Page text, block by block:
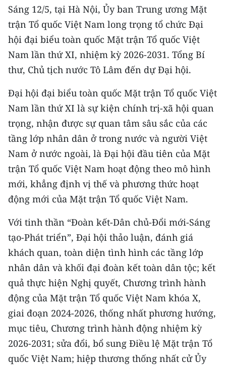
MỘT SẢN PHẨM
RADIO
MEDIA CENTER
E-Magazine
Video
Media Chính trị
Media Kinh tế
Media Văn hóa
Media Xã hội
Media Pháp luật
Media Du lịch
Media Thế giới
Media Thể thao
Media Giáo dục
Media Y tế
Media Khoa học - Công nghệ
Sáng 12/5, tại Hà Nội, Ủy ban Trung ương Mặt
trận Tổ quốc Việt Nam long trọng tổ chức Đại
hội đại biểu toàn quốc Mặt trận Tổ quốc Việt
Nam lần thứ XI, nhiệm kỳ 2026-2031. Tổng Bí
thư, Chủ tịch nước Tô Lâm đến dự Đại hội.
Đại hội đại biểu toàn quốc Mặt trận Tổ quốc Việt
Nam lần thứ XI là sự kiện chính trị-xã hội quan
trọng, nhận được sự quan tâm sâu sắc của các
tầng lớp nhân dân ở trong nước và người Việt
Nam ở nước ngoài, là Đại hội đầu tiên của Mặt
trận Tổ quốc Việt Nam hoạt động theo mô hình
mới, khẳng định vị thế và phương thức hoạt
động mới của Mặt trận Tổ quốc Việt Nam.
Với tinh thần “Đoàn kết-Dân chủ-Đổi mới-Sáng
tạo-Phát triển”, Đại hội thảo luận, đánh giá
khách quan, toàn diện tình hình các tầng lớp
nhân dân và khối đại đoàn kết toàn dân tộc; kết
quả thực hiện Nghị quyết, Chương trình hành
động của Mặt trận Tổ quốc Việt Nam khóa X,
giai đoạn 2024-2026, thống nhất phương hướng,
mục tiêu, Chương trình hành động nhiệm kỳ
2026-2031; sửa đổi, bổ sung Điều lệ Mặt trận Tổ
quốc Việt Nam; hiệp thương thống nhất cử Ủy